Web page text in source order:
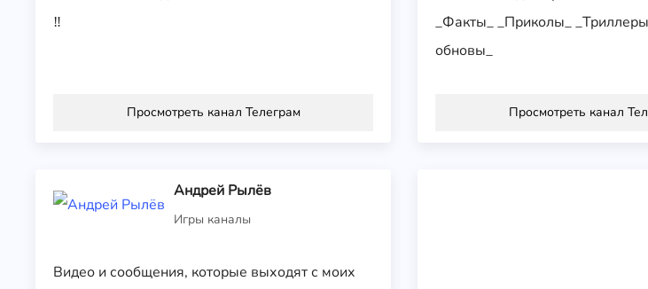
‼️
Просмотреть канал Телеграм
_Факты_ _Приколы_
обновы_
Просмотреть канал
Андрей Рылёв
Игры каналы
Видео и сообщения, которые выходят с моих